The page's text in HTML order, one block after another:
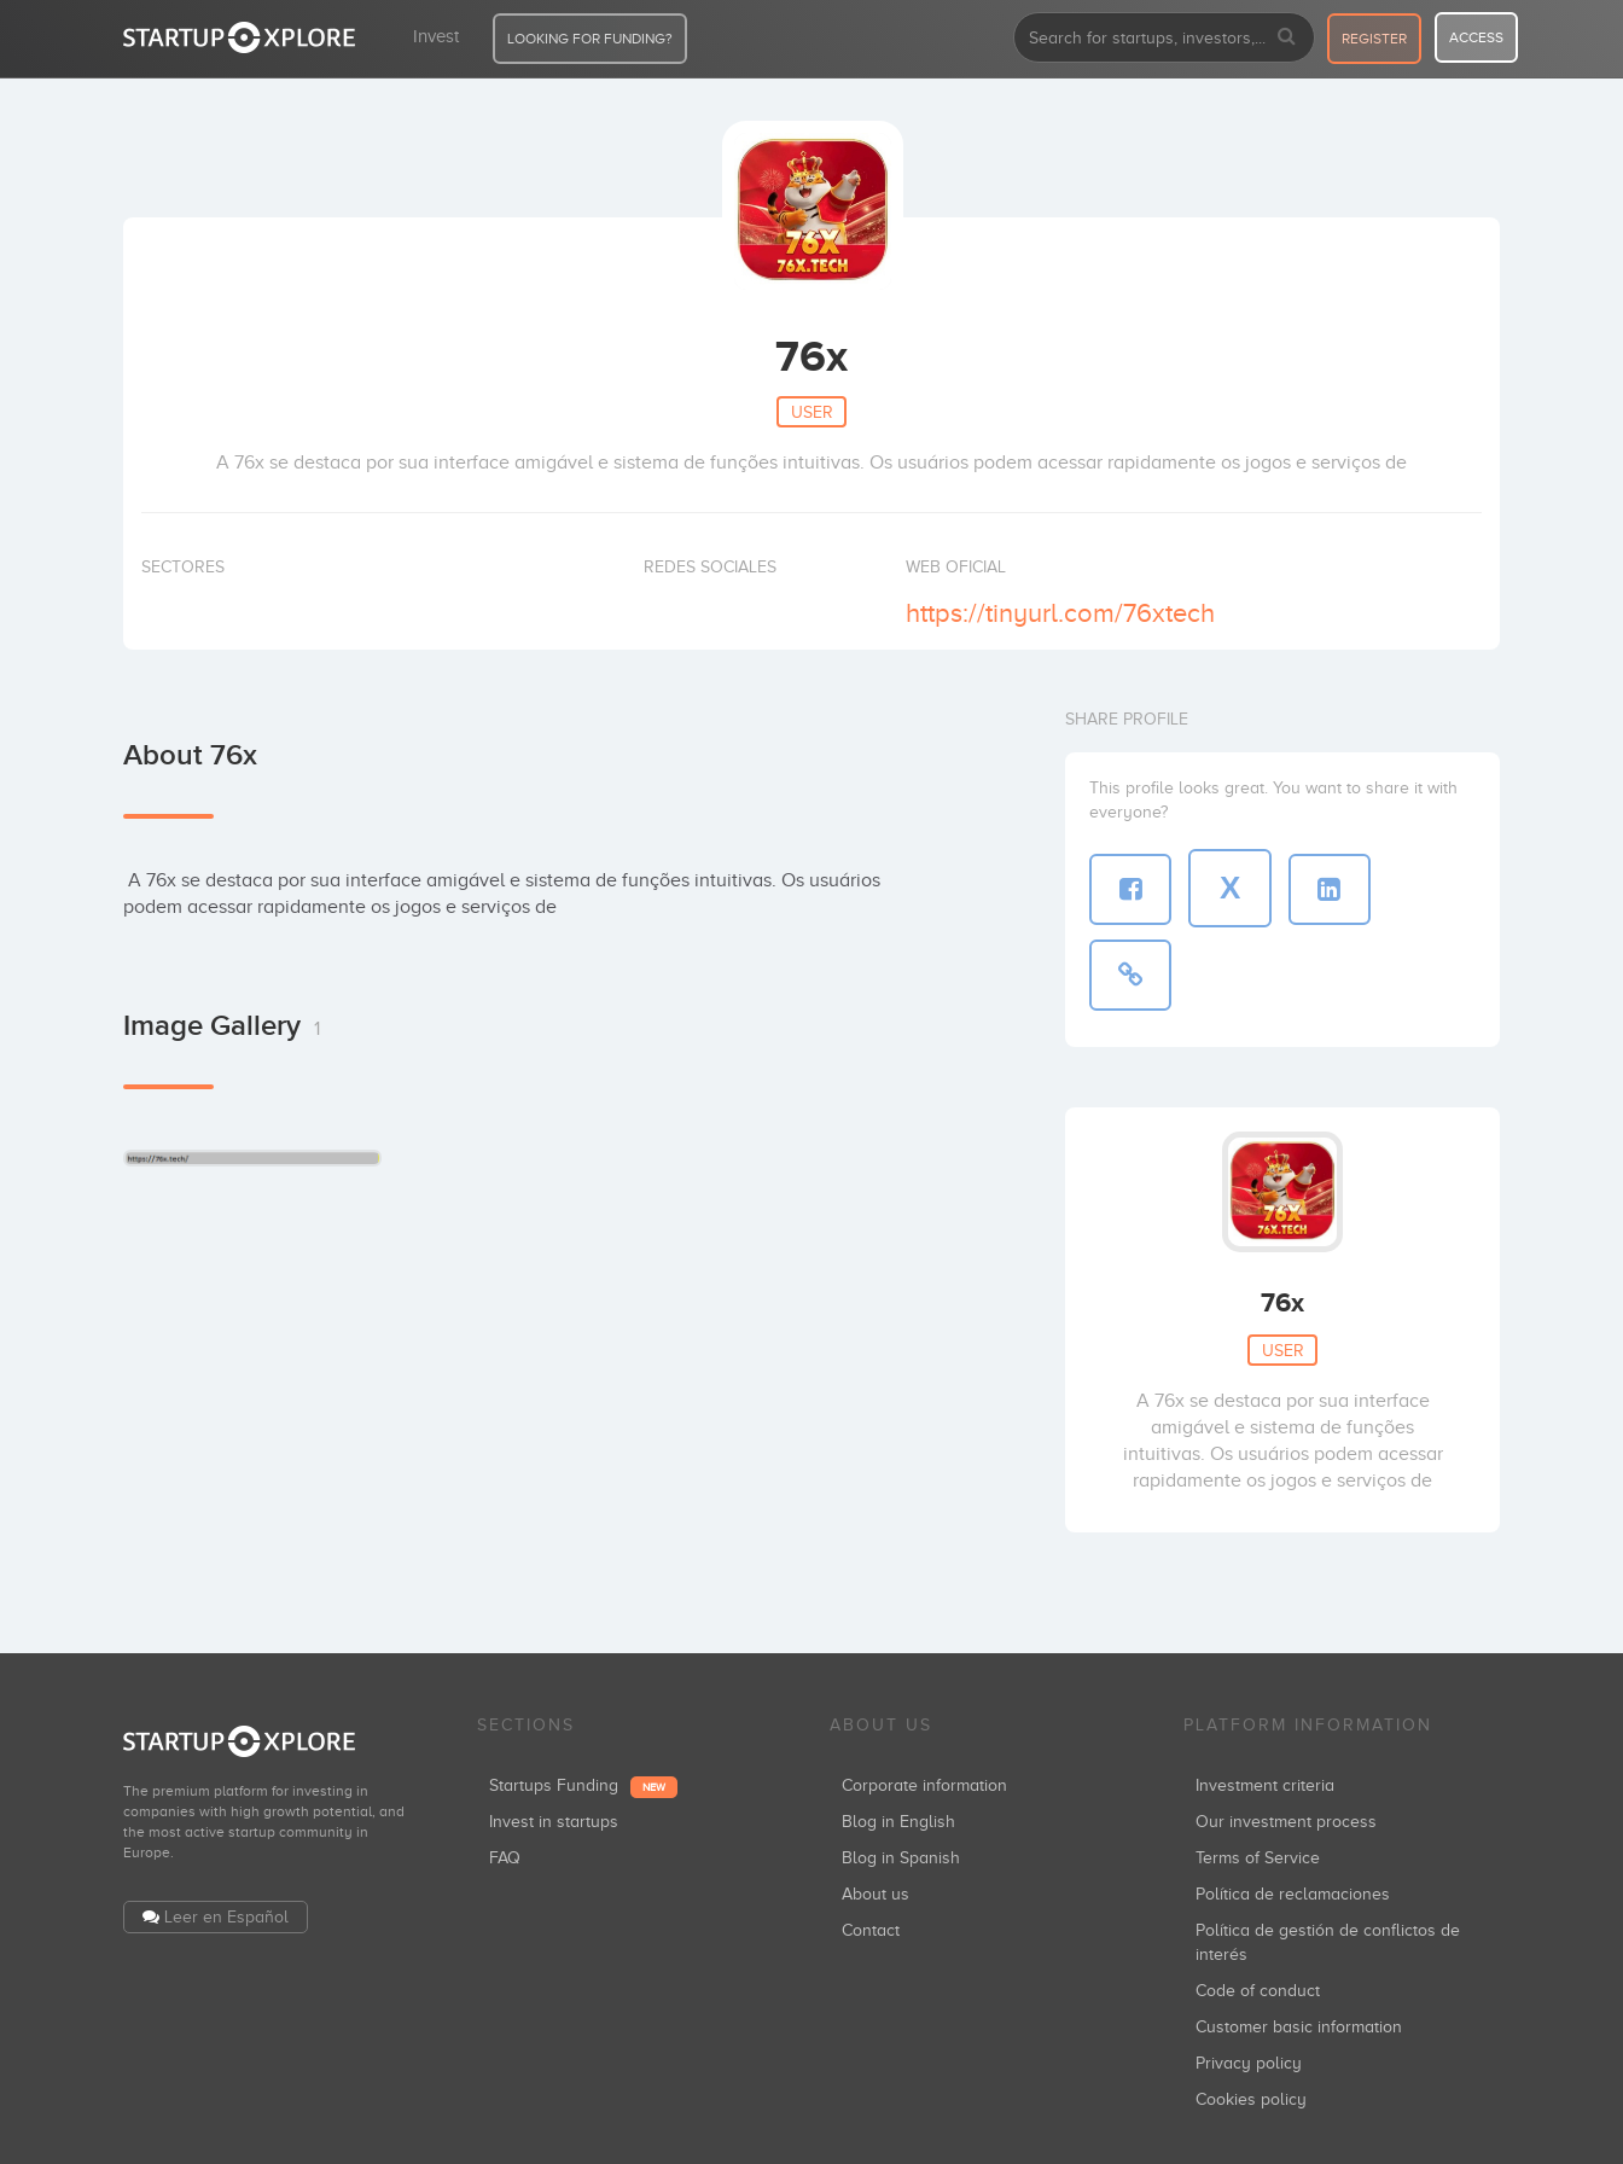
Invest LOOKING FOR FUNDING? REGISTER ACCESS
76x
USER
A 76x se destaca por sua interface amigável e sistema de funções intuitivas. Os usuários podem acessar rapidamente os jogos e serviços de
SECTORES REDES SOCIALES WEB OFICIAL
https://tinyurl.com/76xtech
About 76x
podem acessar rapidamente os jogos e serviços de
Image Gallery 1
SHARE PROFILE
This profile looks great. You want to share it with
everyone?
X
76x
USER
A 76x se destaca por sua interface
amigável e sistema de funções
intuitivas. Os usuários podem acessar
rapidamente os jogos e serviços de
The premium platform for investing in
companies with high growth potential, and
the most active startup community in
Europe.
Leer en Español
SECTIONS
Startups Funding NEW
Invest in startups
FAQ
ABOUT US
Corporate information
Blog in English
Blog in Spanish
About us
Contact
PLATFORM INFORMATION
Investment criteria
Our investment process
Terms of Service
Política de reclamaciones
Política de gestión de conflictos de
interés
Code of conduct
Customer basic information
Privacy policy
Cookies policy